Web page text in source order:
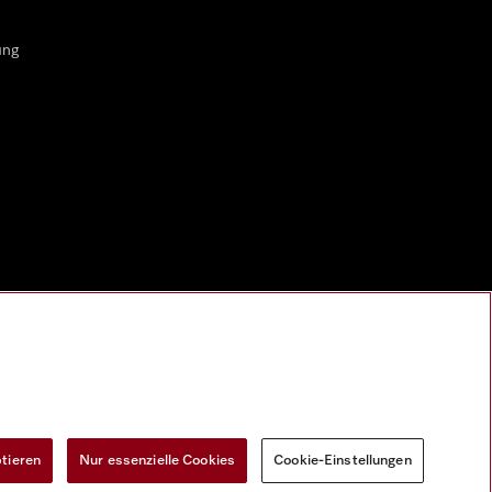
Nur essenzielle Cookies Cookie-Einstellungen